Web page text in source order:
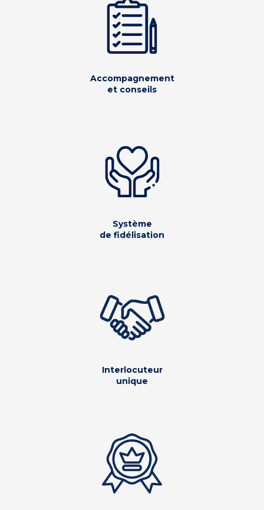
Accompagnement
et conseils
Système
de fidélisation
Interlocuteur
unique